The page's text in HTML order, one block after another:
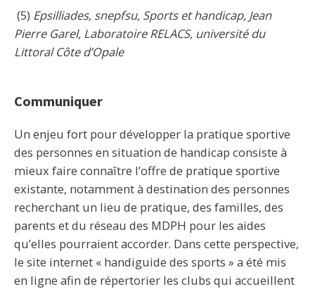
(5) Epsilliades, snepfsu, Sports et handicap, Jean
Pierre Garel, Laboratoire RELACS, université du
Littoral Côte d’Opale
Communiquer
Un enjeu fort pour développer la pratique sportive
des personnes en situation de handicap consiste à
mieux faire connaître l’offre de pratique sportive
existante, notamment à destination des personnes
recherchant un lieu de pratique, des familles, des
parents et du réseau des MDPH pour les aides
qu’elles pourraient accorder. Dans cette perspective,
le site internet « handiguide des sports » a été mis
en ligne afin de répertorier les clubs qui accueillent